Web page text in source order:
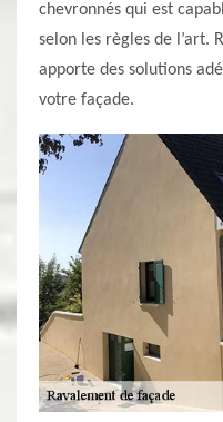
chevronnés qui est
selon les règles de l’art.
apporte des solutions
votre façade.